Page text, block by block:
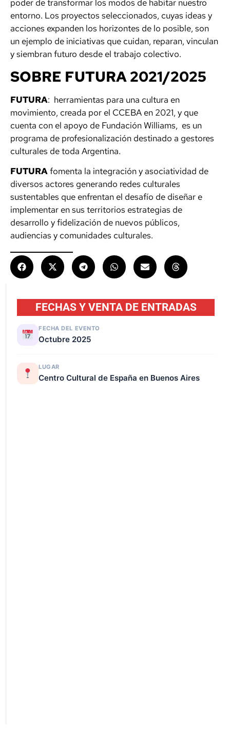
poder de transformar los modos de habitar nuestro
entorno. Los proyectos seleccionados, cuyas ideas y
acciones expanden los horizontes de lo posible, son
un ejemplo de iniciativas que cuidan, reparan, vinculan
y siembran futuro desde el trabajo colectivo.
SOBRE FUTURA 2021/2025
FUTURA: herramientas para una cultura en
movimiento, creada por el CCEBA en 2021, y que
cuenta con el apoyo de Fundación Williams, es un
programa de profesionalización destinado a gestores
culturales de toda Argentina.
FUTURAfomenta la integración y asociatividad de
diversos actores generando redes culturales
sustentables que enfrentan el desafío de diseñar e
implementar en sus territorios estrategias de
desarrollo y fidelización de nuevos públicos,
audiencias y comunidades culturales.
FECHAS Y VENTA DE ENTRADAS
FECHA DEL EVENTO
Octubre 2025
LUGAR
Centro Cultural de España en Buenos Aires